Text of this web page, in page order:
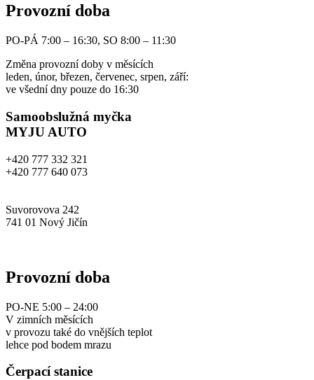
Provozní doba
PO-PÁ 7:00 – 16:30, SO 8:00 – 11:30
Změna provozní doby v měsících
leden, únor, březen, červenec, srpen, září:
ve všední dny pouze do 16:30
Samoobslužná myčka
MYJU AUTO
+420 777 332 321
+420 777 640 073
Suvorovova 242
741 01 Nový Jičín
Provozní doba
PO-NE 5:00 – 24:00
V zimních měsících
v provozu také do vnějších teplot
lehce pod bodem mrazu
Čerpací stanice